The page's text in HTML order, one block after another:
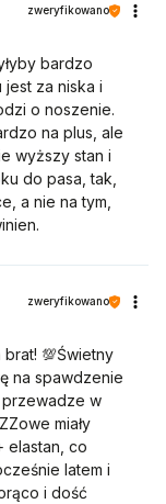
zweryfikowano
bardzo
za niska i
o noszenie.
na plus, ale
wyższy stan i
do pasa, tak,
a nie na tym,
zweryfikowano
💯Świetny
na spawdzenie
przewadze w
miały
elastan, co
latem i
i dość